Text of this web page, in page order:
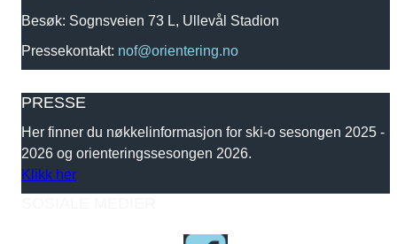
Besøk: Sognsveien 73 L, Ullevål Stadion
Pressekontakt: nof@orientering.no
PRESSE
Her finner du nøkkelinformasjon for ski-o sesongen 2025 -
2026 og orienteringssesongen 2026.
Klikk her